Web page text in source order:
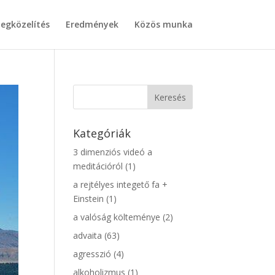
Eredmények Közös munka
Kategóriák
3 dimenziós videó a
meditációról (1)
a rejtélyes integető fa +
Einstein (1)
a valóság költeménye (2)
advaita (63)
agresszió (4)
alkoholizmus (1)